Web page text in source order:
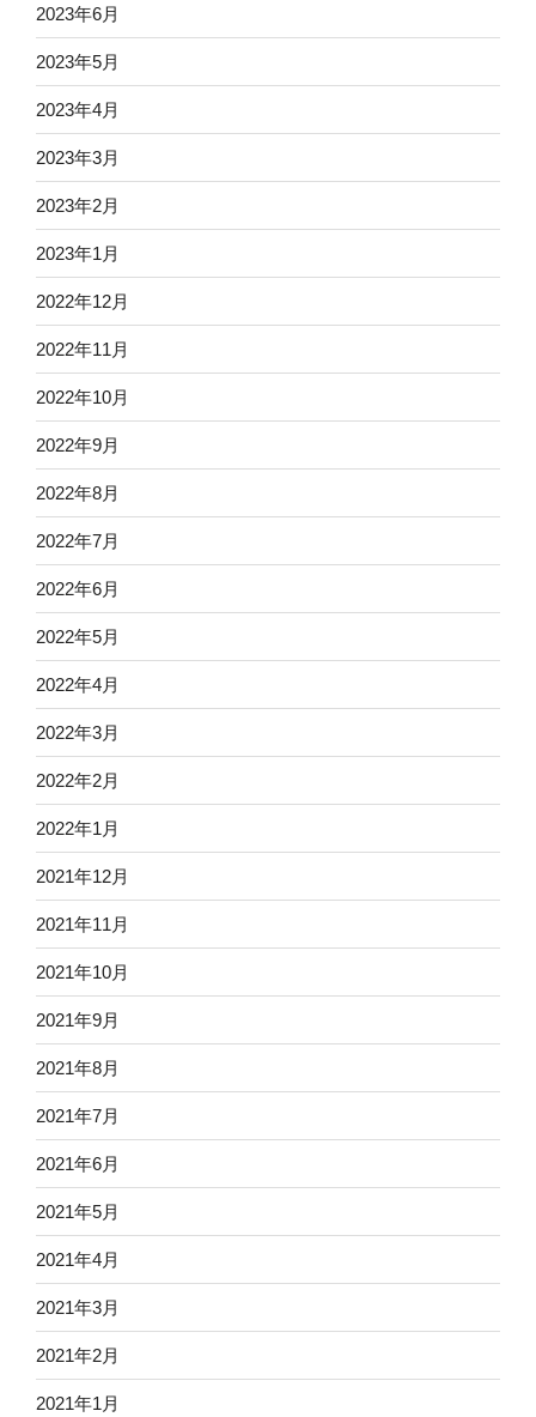
2023年6月
2023年5月
2023年4月
2023年3月
2023年2月
2023年1月
2022年12月
2022年11月
2022年10月
2022年9月
2022年8月
2022年7月
2022年6月
2022年5月
2022年4月
2022年3月
2022年2月
2022年1月
2021年12月
2021年11月
2021年10月
2021年9月
2021年8月
2021年7月
2021年6月
2021年5月
2021年4月
2021年3月
2021年2月
2021年1月